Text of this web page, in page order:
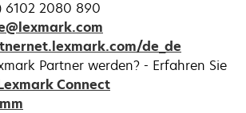
6102 2080 890
de_de
Partner werden? - Erfahren Sie
Connect